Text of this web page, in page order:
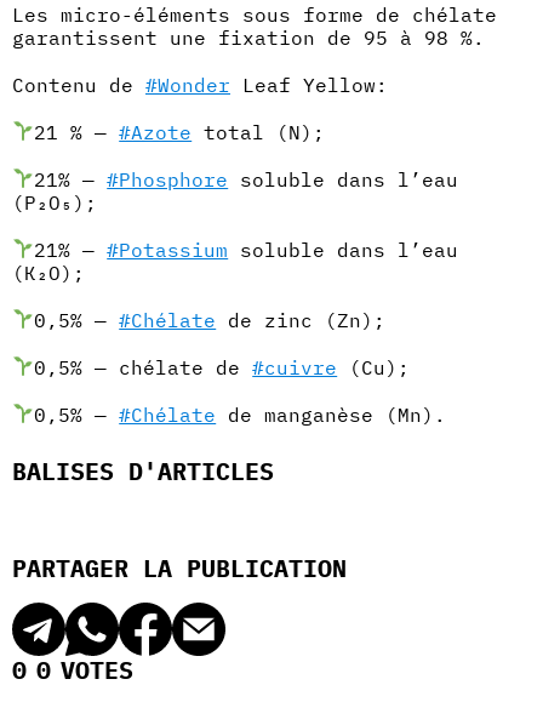
Les micro-éléments sous forme de chélate
garantissent une fixation de 95 à 98 %.
Contenu de #Wonder Leaf Yellow:
21 % —#Azote total (N);
21% —#Phosphore soluble dans l’eau
(P₂O₅);
21% —#Potassium soluble dans l’eau
(К₂O);
0,5% —#Chélate de zinc (Zn);
0,5% — chélate de#cuivre (Cu);
0,5% —#Chélate de manganèse (Mn).
BALISES D'ARTICLES
PARTAGER LA PUBLICATION
0 0 VOTES